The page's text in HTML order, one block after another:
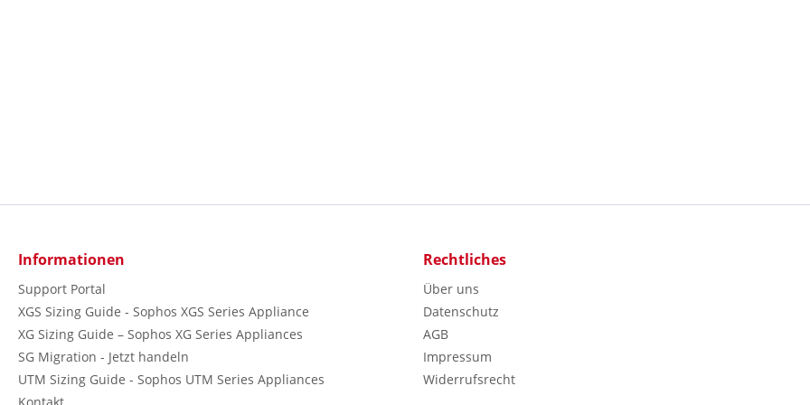
Informationen
Support Portal
XGS Sizing Guide - Sophos XGS Series Appliance
XG Sizing Guide – Sophos XG Series Appliances
SG Migration - Jetzt handeln
UTM Sizing Guide - Sophos UTM Series Appliances
Rechtliches
Über uns
Datenschutz
AGB
Impressum
Widerrufsrecht